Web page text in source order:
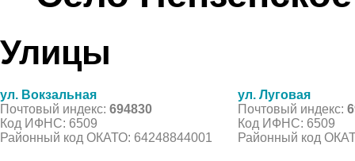
Улицы
ул. Вокзальная
Почтовый индекс: 694830
Код ИФНС: 6509
Районный код ОКАТО: 64248844001
ул. Луговая
Почтовый индекс:
Код ИФНС: 6509
Районный код